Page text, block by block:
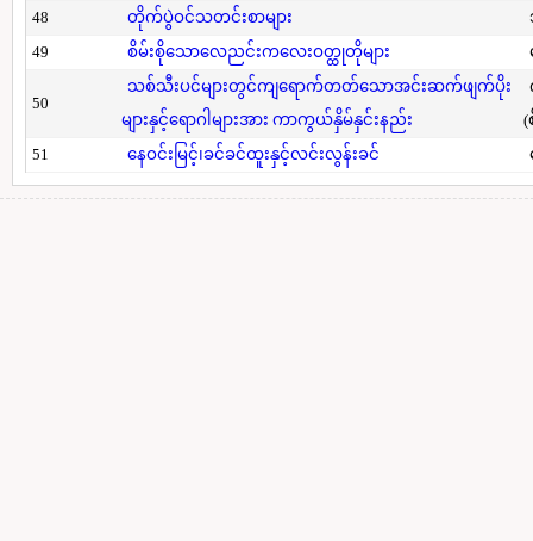
48 တိုက်ပွဲဝင်သတင်းစာများ
49
စိမ်းစိုသောလေညင်းကလေးဝတ္ထုတိုများ
50
သစ်သီးပင်များတွင်ကျရောက်တတ်သောအင်းဆက်ဖျက်ပိုး
များနှင့်ရောဂါများအား ကာကွယ်နှိမ်နှင်းနည်း
(
51
နေဝင်းမြင့်၊ခင်ခင်ထူးနှင့်လင်းလွန်းခင်